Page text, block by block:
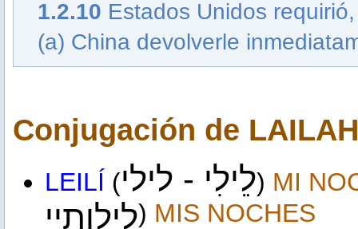
1.2.10 Estados Unidos
(a) China devolverle
Conjugación de
LEILÍ (לֵילִי - לילי) MI
לילותיי) MIS NOCHES